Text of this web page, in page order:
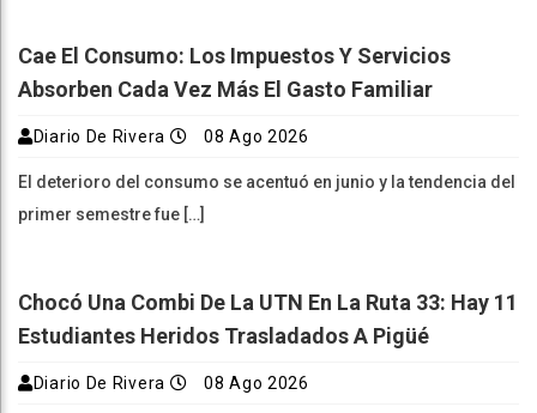
Cae El Consumo: Los Impuestos Y Servicios
Absorben Cada Vez Más El Gasto Familiar
Diario De Rivera 08 Ago 2026
El deterioro del consumo se acentuó en junio y la tendencia del
primer semestre fue […]
Chocó Una Combi De La UTN En La Ruta 33: Hay 11
Estudiantes Heridos Trasladados A Pigüé
Diario De Rivera 08 Ago 2026